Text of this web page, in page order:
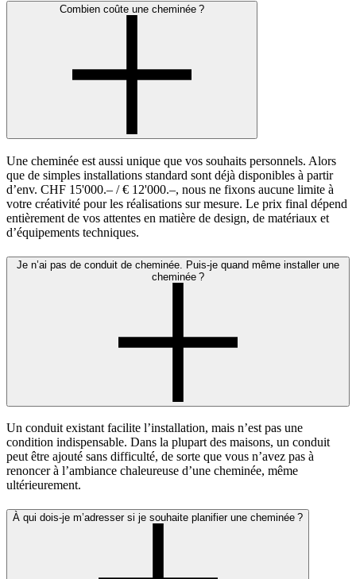
Combien coûte une cheminée ?
Une cheminée est aussi unique que vos souhaits personnels. Alors
que de simples installations standard sont déjà disponibles à partir
d’env. CHF 15'000.– / € 12'000.–, nous ne fixons aucune limite à
votre créativité pour les réalisations sur mesure. Le prix final dépend
entièrement de vos attentes en matière de design, de matériaux et
d’équipements techniques.
Je n’ai pas de conduit de cheminée. Puis-je quand même installer une
cheminée ?
Un conduit existant facilite l’installation, mais n’est pas une
condition indispensable. Dans la plupart des maisons, un conduit
peut être ajouté sans difficulté, de sorte que vous n’avez pas à
renoncer à l’ambiance chaleureuse d’une cheminée, même
ultérieurement.
À qui dois-je m’adresser si je souhaite planifier une cheminée ?